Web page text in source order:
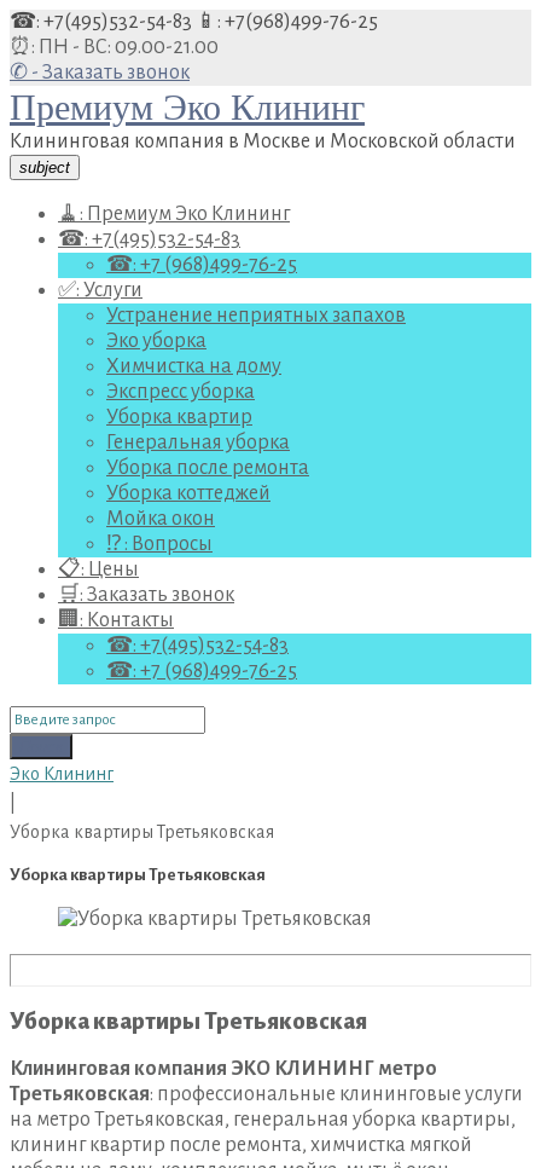
Перейти
к
содержанию
☎: +7(495)532-54-83 📱: +7(968)499-76-25
⏰: ПН - ВС: 09.00-21.00
✆ - Заказать звонок
Премиум Эко Клининг
Клининговая компания в Москве и Московской области
subject
🧹: Премиум Эко Клининг
☎: +7(495)532-54-83
☎: +7 (968)499-76-25
✅: Услуги
Устранение неприятных запахов
Эко уборка
Химчистка на дому
Экспресс уборка
Уборка квартир
Генеральная уборка
Уборка после ремонта
Уборка коттеджей
Мойка окон
⁉ : Вопросы
📋: Цены
🛒: Заказать звонок
🏢: Контакты
☎: +7(495)532-54-83
☎: +7 (968)499-76-25
Поиск
для:
Эко Клининг
Уборка квартиры Третьяковская
Уборка квартиры Третьяковская
Уборка квартиры Третьяковская
Клининговая компания ЭКО КЛИНИНГ метро
Третьяковская: профессиональные клининговые услуги
на метро Третьяковская, генеральная уборка квартиры,
клининг квартир после ремонта, химчистка мягкой